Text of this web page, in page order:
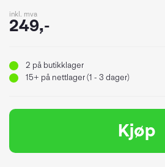
inkl. mva
249,-
2 på butikklager
15+ på nettlager (1 - 3 dager)
Kjøp